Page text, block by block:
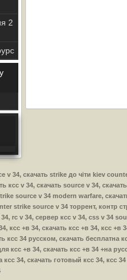
2
v 34, скачать strike до чіти kiev
ксс v 34, скачать source v 34,
source v 34 modern warfare,
strike source v 34 торрент, контр
rc v 34, сервер ксс v 34, css v 34
ксс +в 34, скачать ксс +в 34, ксс
ксс 34 русском, скачать бесплатна
ксс +в 34, скачать ксс +в 34 +на
34, скачать готовый ксс 34, ксс